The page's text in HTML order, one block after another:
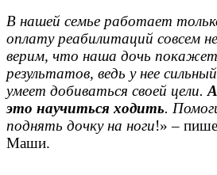
В нашей семье работает
оплату реабилитаций совсем
верим, что наша дочь
результатов, ведь у нее
умеет добиваться своей цели.
это научиться ходить.
поднять дочку на ноги!» –
Маши.